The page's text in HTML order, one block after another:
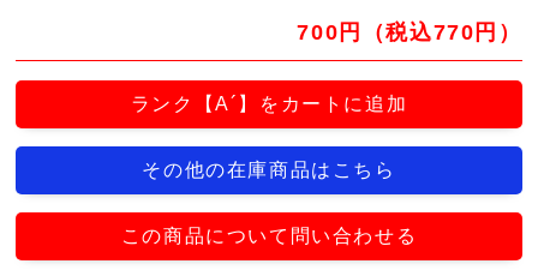
700円（税込770円）
ランク【A´】をカートに追加
その他の在庫商品はこちら
この商品について問い合わせる